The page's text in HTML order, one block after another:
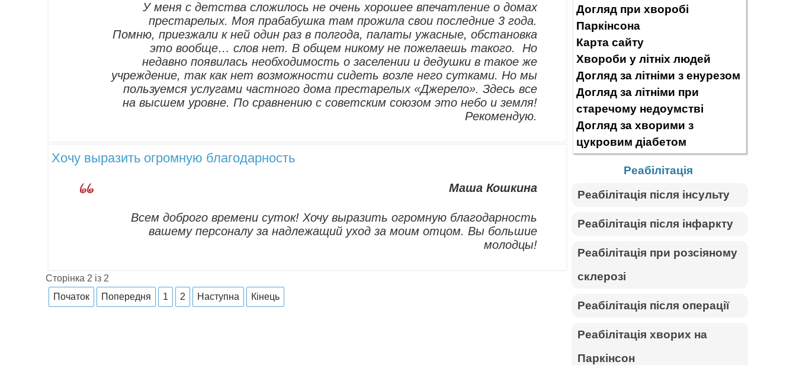
У меня с детства сложилось не очень хорошее впечатление о домах
престарелых. Моя прабабушка там прожила свои последние 3 года.
Помню, приезжали к ней один раз в полгода, палаты ужасные, обстановка
это вообще… слов нет. В общем никому не пожелаешь такого. Но
недавно появилась необходимость о заселении и дедушки в такое же
учреждение, так как нет возможности сидеть возле него сутками. Но мы
пользуемся услугами частного дома престарелых «Джерело». Здесь все
на высшем уровне. По сравнению с советским союзом это небо и земля!
Рекомендую.
Хочу выразить огромную благодарность
Маша Кошкина
Всем доброго времени суток! Хочу выразить огромную благодарность
вашему персоналу за надлежащий уход за моим отцом. Вы большие
молодцы!
Сторінка 2 із 2
Початок
Попередня 1 2 Наступна Кінець
Догляд при хворобі
Паркінсона
Карта сайту
Хвороби у літніх людей
Догляд за літніми з енурезом
Догляд за літніми при
старечому недоумстві
Догляд за хворими з
цукровим діабетом
Реабілітація
Реабілітація після інсульту
Реабілітація після інфаркту
Реабілітація при розсіяному
склерозі
Реабілітація після операції
Реабілітація хворих на
Паркінсон